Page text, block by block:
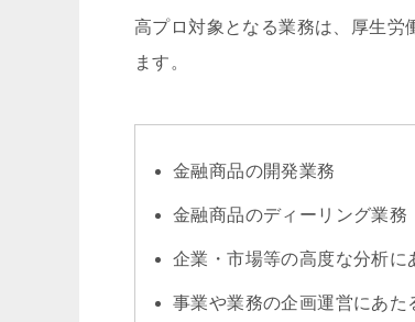
高プロ対象となる業務は、厚生労
ます。
金融商品の開発業務
金融商品のディーリング業務
企業・市場等の高度な分析に
事業や業務の企画運営にあた